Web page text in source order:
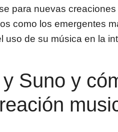
para nuevas
como los emergentes
uso de su música en la
Suno y